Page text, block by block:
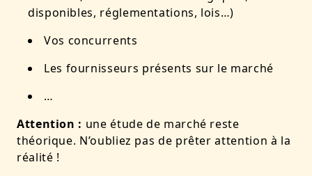
disponibles, réglementations, lois…)
Vos concurrents
Les fournisseurs présents sur le marché
…
Attention : une étude de marché reste
théorique. N’oubliez pas de prêter attention à la
réalité !